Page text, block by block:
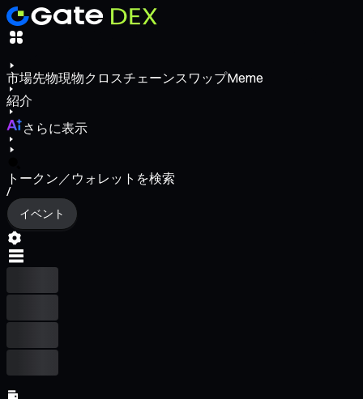
市場先物現物クロスチェーンスワップMeme
紹介
さらに表示
トークン／ウォレットを検索
/
イベント